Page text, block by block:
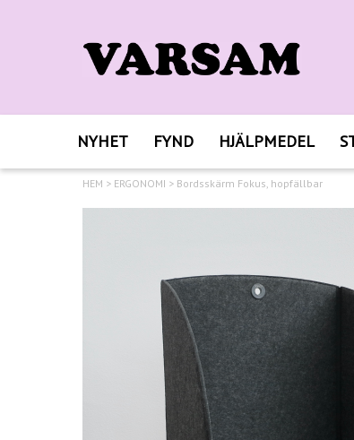
NYHET FYND HJÄLPMEDEL
HEM > ERGONOMI > Bordsskärm Fokus, hopfällbar